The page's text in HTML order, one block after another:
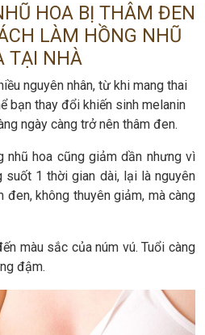
HOA BỊ THÂM ĐEN
LÀM HỒNG NHŨ
TẠI NHÀ
nguyên nhân, từ khi mang thai
bạn thay đổi khiến sinh melanin
ngày càng trở nên thâm đen.
nhũ hoa cũng giảm dần nhưng vì
suốt 1 thời gian dài, lại là nguyên
đen, không thuyên giảm, mà càng
màu sắc của núm vú. Tuổi càng
đậm.